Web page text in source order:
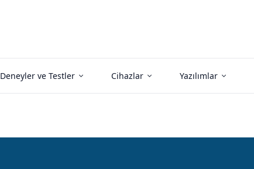
Deneyler ve Testler Cihazlar Yazılımlar